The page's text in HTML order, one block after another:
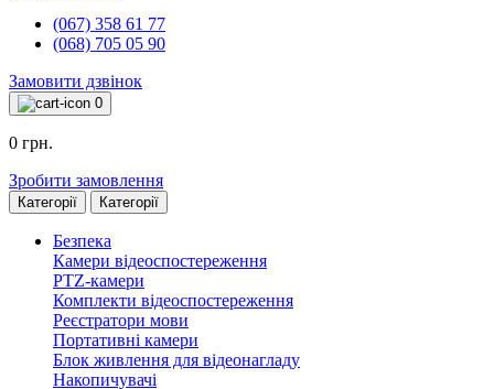
(067) 358 61 77
(068) 705 05 90
Замовити дзвінок
0
0 грн.
Зробити замовлення
Категорії Категорії
Безпека
Камери відеоспостереження
PTZ-камери
Комплекти відеоспостереження
Реєстратори мови
Портативні камери
Блок живлення для відеонагладу
Накопичувачі